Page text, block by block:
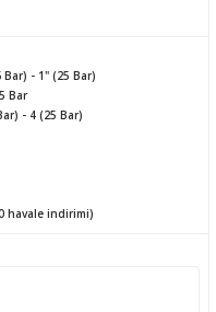
Bar) - 1" (25 Bar)
Bar
- 4 (25 Bar)
havale indirimi)